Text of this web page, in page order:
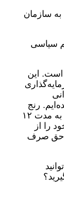
سازمان
سیاسی
است. این
رنج
ترور دانشمندانمان را تحمل کرده ایم. به مدت ۱۲
را از
حق صرف